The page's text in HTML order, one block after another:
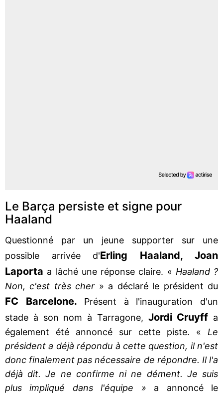
Le Barça persiste et signe pour
Haaland
Questionné par un jeune supporter sur une
possible arrivée d'Erling Haaland, Joan
Laporta a lâché une réponse claire. « Haaland ?
Non, c'est très cher » a déclaré le président du
FC Barcelone. Présent à l'inauguration d'un
stade à son nom à Tarragone, Jordi Cruyff a
également été annoncé sur cette piste. « Le
président a déjà répondu à cette question, il n'est
donc finalement pas nécessaire de répondre. Il l'a
déjà dit. Je ne confirme ni ne dément. Je suis
plus impliqué dans l'équipe » a annoncé le